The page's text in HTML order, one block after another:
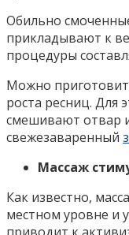
Обильно
прикладывают к
процедуры
Можно
роста ресниц. Для
смешивают отвар
свежезаваренный
Массаж
Как известно,
местном уровне и